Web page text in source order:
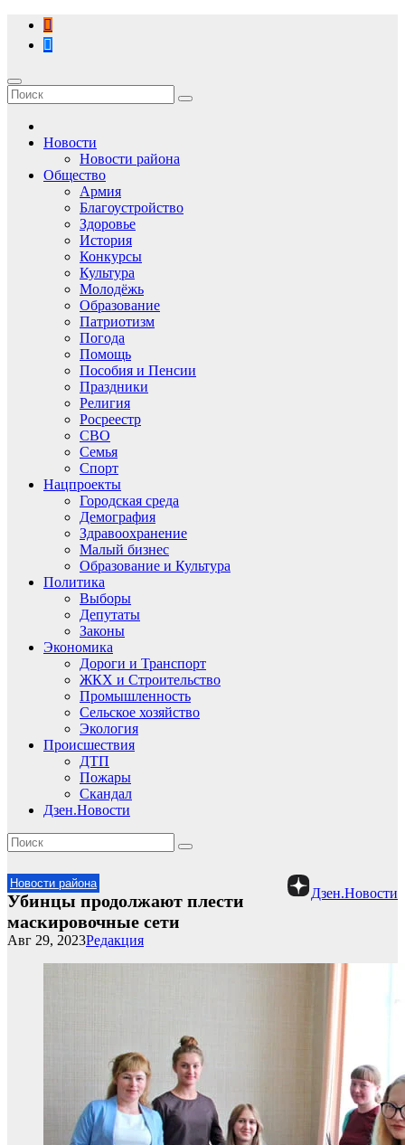
Перейти
содержимому
Новости
Новости района
Общество
Армия
Благоустройство
Здоровье
История
Конкурсы
Культура
Молодёжь
Образование
Патриотизм
Погода
Помощь
Пособия и Пенсии
Праздники
Религия
Росреестр
СВО
Семья
Спорт
Нацпроекты
Городская среда
Демография
Здравоохранение
Малый бизнес
Образование и Культура
Политика
Выборы
Депутаты
Законы
Экономика
Дороги и Транспорт
ЖКХ и Строительство
Промышленность
Сельское хозяйство
Экология
Происшествия
ДТП
Пожары
Скандал
Дзен.Новости
Новости района
Дзен.Новости
Убинцы продолжают плести
маскировочные сети
Редакция
Авг 29, 2023